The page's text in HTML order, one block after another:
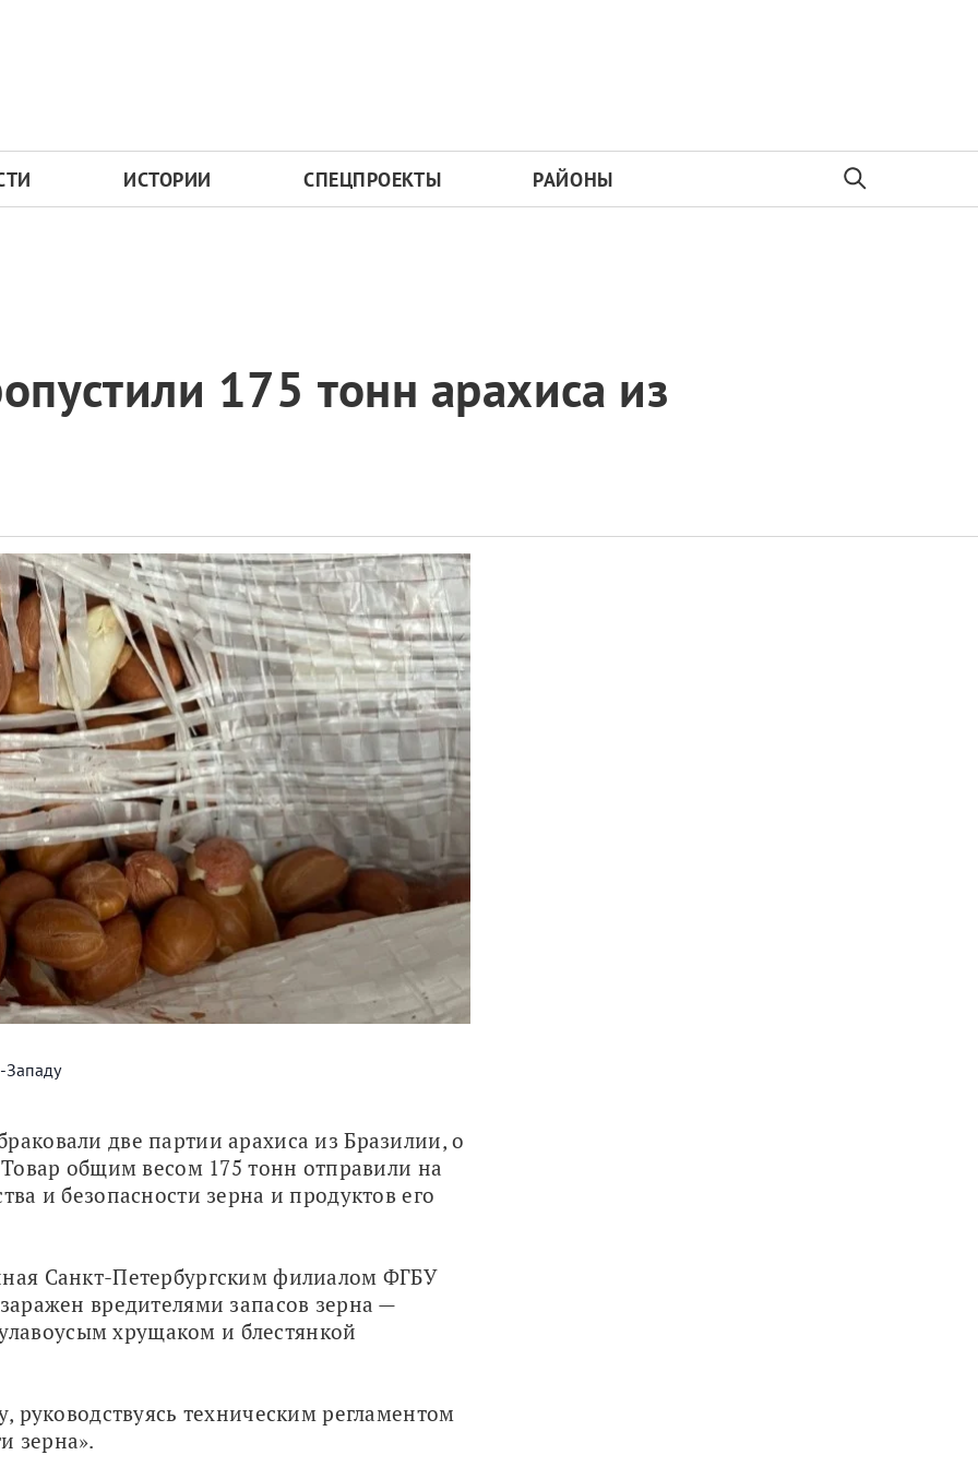
ИСТОРИИ СПЕЦПРОЕКТЫ РАЙОНЫ
175 тонн арахиса из
Западу
две партии арахиса из Бразилии, о
общим весом 175 тонн отправили на
и безопасности зерна и продуктов его
Санкт-Петербургским филиалом ФГБУ
вредителями запасов зерна —
хрущаком и блестянкой
руководствуясь техническим регламентом
зерна».